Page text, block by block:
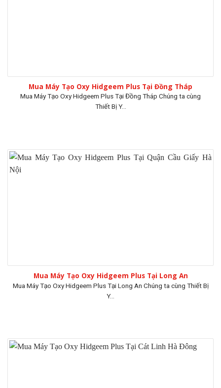
Mua Máy Tạo Oxy Hidgeem Plus Tại Đồng Tháp
Mua Máy Tạo Oxy Hidgeem Plus Tại Đồng Tháp Chúng ta cùng
Thiết Bị Y...
Mua Máy Tạo Oxy Hidgeem Plus Tại Long An
Mua Máy Tạo Oxy Hidgeem Plus Tại Long An Chúng ta cùng Thiết Bị
Y...